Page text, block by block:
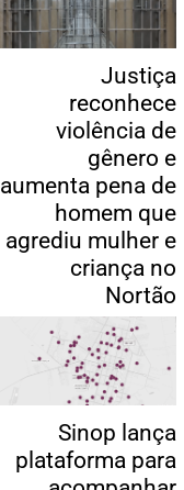
Justiça
reconhece
violência de
gênero e
aumenta pena de
homem que
agrediu mulher e
criança no
Nortão
Sinop lança
plataforma para